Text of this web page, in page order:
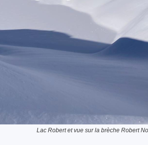
Lac Robert et vue sur la brèche Robert